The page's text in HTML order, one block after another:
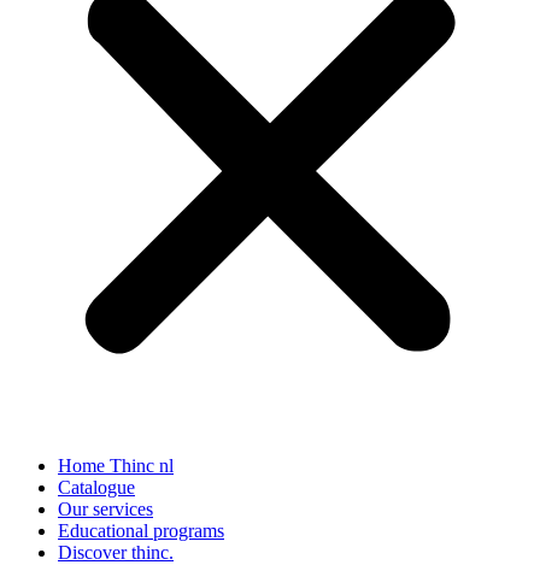
Home Thinc nl
Catalogue
Our services
Educational programs
Discover thinc.